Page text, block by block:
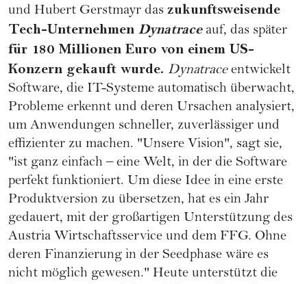
und Hubert Gerstmayr das zukunftsweisende
Tech-Unternehmen Dynatraceauf, das später
für 180 Millionen Euro von einem US-
Konzern gekauft wurde. Dynatraceentwickelt
Software, die IT-Systeme automatisch überwacht,
Probleme erkennt und deren Ursachen analysiert,
um Anwendungen schneller, zuverlässiger und
effizienter zu machen. "Unsere Vision", sagt sie,
"ist ganz einfach – eine Welt, in der die Software
perfekt funktioniert. Um diese Idee in eine erste
Produktversion zu übersetzen, hat es ein Jahr
gedauert, mit der großartigen Unterstützung des
Austria Wirtschaftsservice und dem FFG. Ohne
deren Finanzierung in der Seedphase wäre es
nicht möglich gewesen." Heute unterstützt die